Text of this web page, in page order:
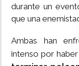
durante un
que una
Ambas han
intenso por